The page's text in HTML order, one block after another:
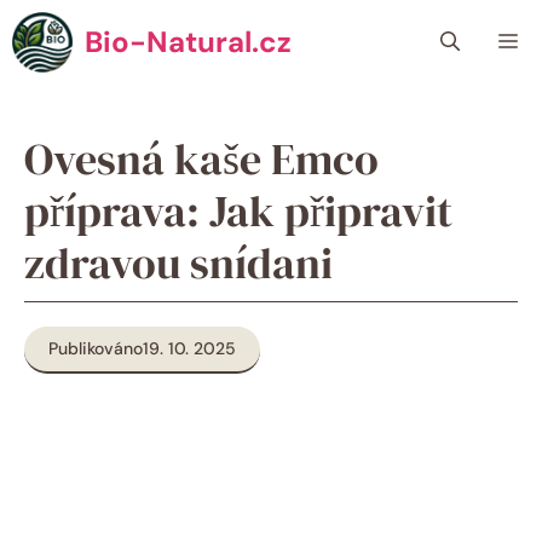
Přeskočit
na
obsah
Bio-Natural.cz
Ovesná kaše Emco
příprava: Jak připravit
zdravou snídani
Publikováno19. 10. 2025